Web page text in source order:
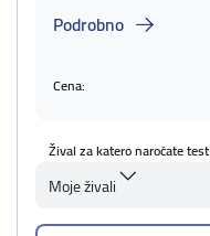
Podrobno
Cena:
Žival za katero naročate test
Moje živali